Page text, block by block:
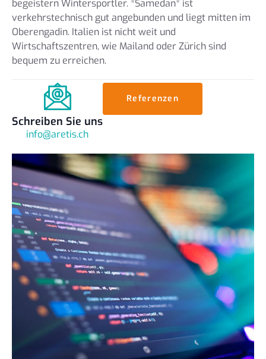
begeistern Wintersportler. *Samedan* ist
verkehrstechnisch gut angebunden und liegt mitten im
Oberengadin. Italien ist nicht weit und
Wirtschaftszentren, wie Mailand oder Zürich sind
bequem zu erreichen.
Schreiben Sie uns
info@aretis.ch
Referenzen